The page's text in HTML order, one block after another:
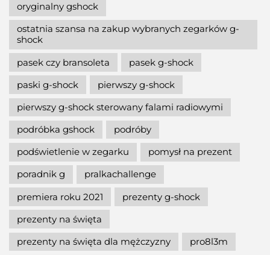
oryginalny gshock
ostatnia szansa na zakup wybranych zegarków g-
shock
pasek czy bransoleta
pasek g-shock
paski g-shock
pierwszy g-shock
pierwszy g-shock sterowany falami radiowymi
podróbka gshock
podróby
podświetlenie w zegarku
pomysł na prezent
poradnik g
pralkachallenge
premiera roku 2021
prezenty g-shock
prezenty na święta
prezenty na święta dla mężczyzny
pro8l3m